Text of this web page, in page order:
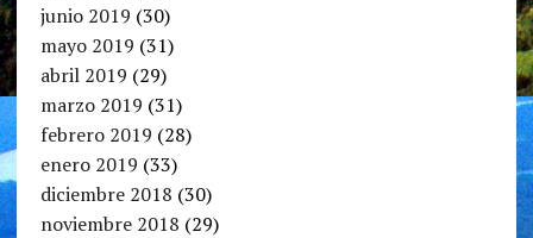
junio 2019 (30)
mayo 2019 (31)
abril 2019 (29)
marzo 2019 (31)
febrero 2019 (28)
enero 2019 (33)
diciembre 2018 (30)
noviembre 2018 (29)